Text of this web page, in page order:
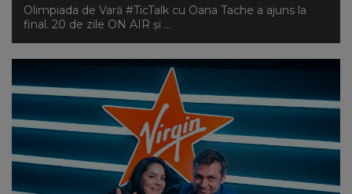
Olimpiada de Vară #TicTalk cu Oana Tache a ajuns la
final. 20 de zile ON AIR și ...